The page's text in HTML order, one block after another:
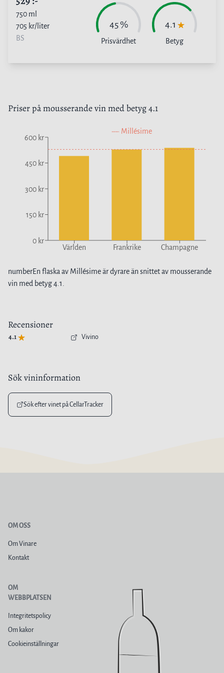
750 ml
705 kr/liter
BS
45%
Prisvärdhet
4.1
Betyg
Priser påmousserande vinmed betyg4.1
0 kr
150 kr
300 kr
450 kr
600 kr
Världen Frankrike Champagne
Millésime
numberEn flaska av Millésimeärdyrareän snittet av mousserande
vin med betyg4.1
Recensioner
4.1 Vivino
Sök vininformation
Sök efter vinet på CellarTracker
OM OSS
Om Vinare
Kontakt
OM
WEBBPLATSEN
Integritetspolicy
Om kakor
Cookieinställningar